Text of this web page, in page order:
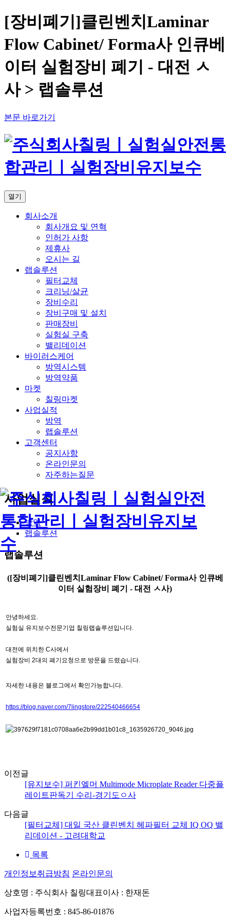
[장비폐기]클린벤치Laminar
Flow Cabinet/ Forma사 인큐베
이터 실험장비 폐기 - 대전 ㅅ
사 > 랩솔루션
본문 바로가기
열기
회사소개
회사개요 및 연혁
인허가 사항
제휴사
오시는 길
랩솔루션
필터교체
크리닝/살균
장비수리
장비구매 및 설치
판매장비
실험실 구축
밸리데이션
바이러스케어
방역시스템
방역약품
마켓
칠링마켓
사업실적
방역
랩솔루션
고객센터
공지사항
온라인문의
자주하는질문
사업실적
방역
랩솔루션
랩솔루션
([장비폐기]클린벤치Laminar Flow Cabinet/ Forma사 인큐베
이터 실험장비 폐기 - 대전 ㅅ사)
안녕하세요.
실험실 유지보수전문기업 칠링랩솔루션입니다.
대전에 위치한 C사에서
실험장비 2대의 폐기요청으로 방문을 드렸습니다.
자세한 내용은 블로그에서 확인가능합니다.
https://blog.naver.com/7lingstore/222540466654
이전글
[유지보수] 퍼킨엘머 Multimode Microplate Reader 다중플
레이트판독기 수리-경기도ㅇ사
다음글
[필터교체] 대일 국산 클린벤치 헤파필터 교체 IQ OQ 밸
리데이션 - 고려대학교
목록
개인정보취급방침 온라인문의
상호명 : 주식회사 칠링대표이사 : 한재돈
사업자등록번호 : 845-86-01876